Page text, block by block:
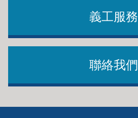
義工服務
聯絡我們